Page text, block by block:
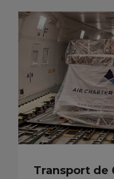
Transport de